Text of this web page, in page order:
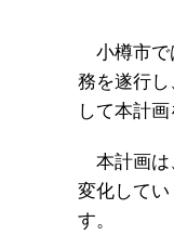
小樽市で
務を遂行
して本計画
本計画は
変化して
す。